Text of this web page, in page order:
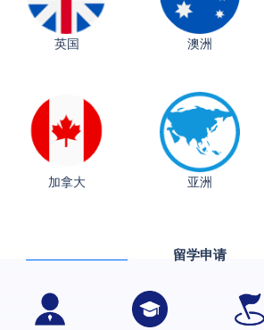
英国 澳洲
加拿大 亚洲
留学申请
格拉斯哥大学国际商务硕士录